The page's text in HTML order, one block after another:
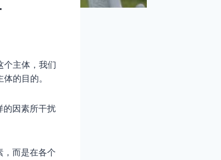
个主体，我们
的目的。
的因素所干扰
，而是在各个